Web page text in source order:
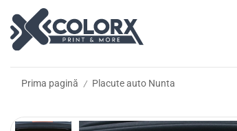
Prima pagină / Placute auto Nunta